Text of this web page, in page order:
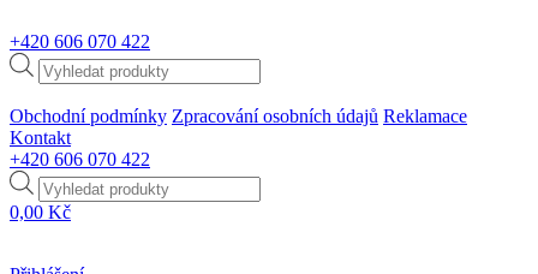
+420 606 070 422
Products
search
Obchodní podmínky Zpracování osobních údajů Reklamace
Kontakt
+420 606 070 422
Products
search
0,00 Kč